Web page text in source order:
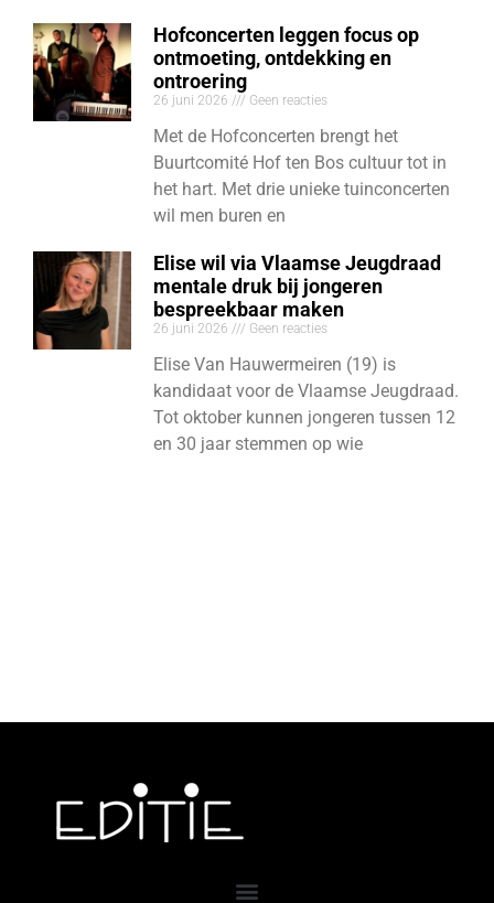
Hofconcerten leggen focus op
ontmoeting, ontdekking en
ontroering
26 juni 2026 Geen reacties
Met de Hofconcerten brengt het
Buurtcomité Hof ten Bos cultuur tot in
het hart. Met drie unieke tuinconcerten
wil men buren en
Elise wil via Vlaamse Jeugdraad
mentale druk bij jongeren
bespreekbaar maken
26 juni 2026 Geen reacties
Elise Van Hauwermeiren (19) is
kandidaat voor de Vlaamse Jeugdraad.
Tot oktober kunnen jongeren tussen 12
en 30 jaar stemmen op wie